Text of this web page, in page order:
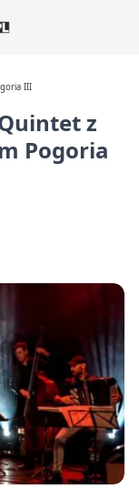
III
z
Pogoria